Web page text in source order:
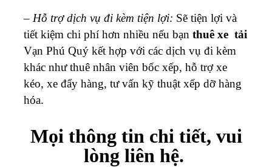
– Hỗ trợ dịch vụ đi kèm tiện lợi: Sẽ tiện lợi và
tiết kiệm chi phí hơn nhiều nếu bạn thuê xe tải
Vạn Phú Quý kết hợp với các dịch vụ đi kèm
khác như thuê nhân viên bốc xếp, hỗ trợ xe
kéo, xe đẩy hàng, tư vấn kỹ thuật xếp dỡ hàng
hóa.
Mọi thông tin chi tiết, vui
lòng liên hệ.